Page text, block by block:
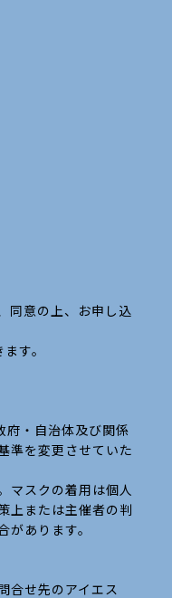
同意の上、お申し込
す。
府・自治体及び関係
準を変更させていた
マスクの着用は個人
上または主催者の判
があります。
合せ先のアイエス